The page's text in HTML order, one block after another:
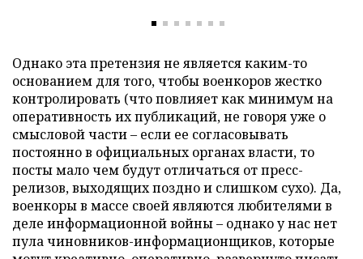
Однако эта претензия не является каким-то
основанием для того, чтобы военкоров жестко
контролировать (что повлияет как минимум на
оперативность их публикаций, не говоря уже о
смысловой части – если ее согласовывать
постоянно в официальных органах власти, то
посты мало чем будут отличаться от пресс-
релизов, выходящих поздно и слишком сухо). Да,
военкоры в массе своей являются любителями в
деле информационной войны – однако у нас нет
пула чиновников-информационщиков, которые